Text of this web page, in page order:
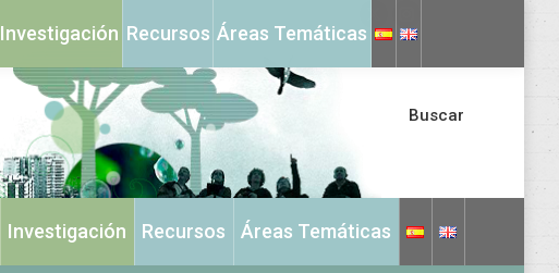
X
Instagram
in
Buscar
Investigación Recursos Áreas Temáticas
Investigación Recursos Áreas Temáticas